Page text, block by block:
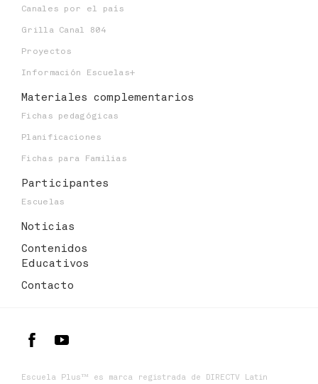
Canales por el país
Grilla Canal 804
Proyectos
Información Escuelas+
Materiales complementarios
Fichas pedagógicas
Planificaciones
Fichas para Familias
Participantes
Escuelas
Noticias
Contenidos
Educativos
Contacto
Escuela Plus™ es marca registrada de DIRECTV Latin